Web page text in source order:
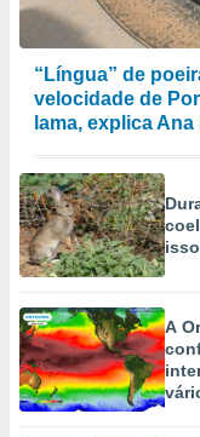
“Língua” de
velocidade de
lama, explica Ana
A